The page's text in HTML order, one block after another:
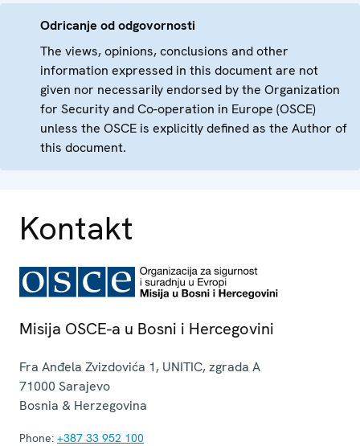
Odricanje od odgovornosti
The views, opinions, conclusions and other
information expressed in this document are not
given nor necessarily endorsed by the Organization
for Security and Co-operation in Europe (OSCE)
unless the OSCE is explicitly defined as the Author of
this document.
Kontakt
Misija OSCE-a u Bosni i Hercegovini
Fra Anđela Zvizdovića 1, UNITIC, zgrada A
71000 Sarajevo
Bosnia & Herzegovina
Phone: +387 33 952 100